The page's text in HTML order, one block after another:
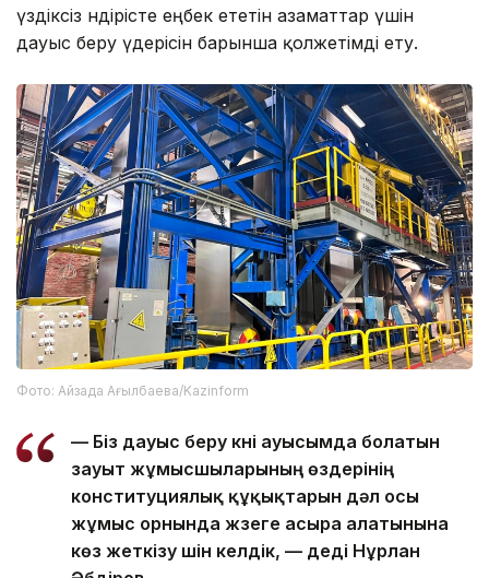
үздіксіз өндірісте еңбек ететін азаматтар үшін
дауыс беру үдерісін барынша қолжетімді ету.
Фото: Айзада Ағылбаева/Kazinform
— Біз дауыс беру күні ауысымда болатын
зауыт жұмысшыларының өздерінің
конституциялық құқықтарын дәл осы
жұмыс орнында жүзеге асыра алатынына
көз жеткізу үшін келдік, — деді Нұрлан